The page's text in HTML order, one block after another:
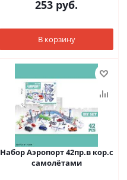
253 руб.
В корзину
Набор Аэропорт 42пр.в кор.с
самолётами